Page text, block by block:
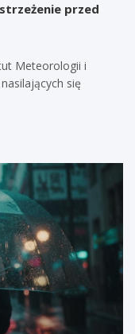
przed
Meteorologii i
się